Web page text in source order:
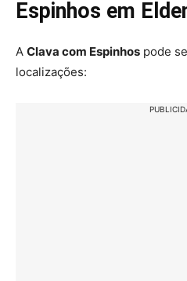
Espinhos em
A Clava com Espinhos pode
localizações: